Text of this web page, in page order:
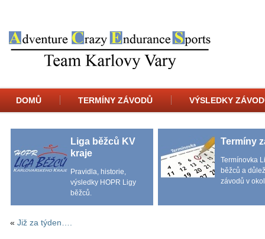
DOMŮ TERMÍNY ZÁVODŮ VÝSLEDKY
Liga běžců KV
kraje
Pravidla, historie,
výsledky HOPR Ligy
běžců.
Termíny
Termínovka
běžců a
závodů v
« Již za týden….